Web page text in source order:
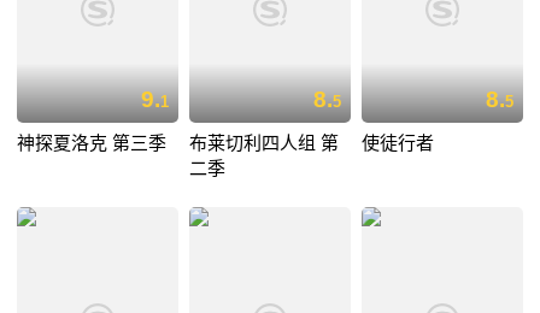
9.1
神探夏洛克 第三季
8.5
布莱切利四人组 第
二季
8.5
使徒行者